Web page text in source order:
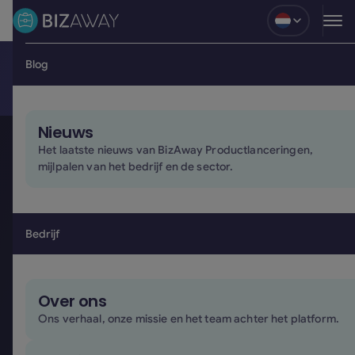
Klanten
Blog
Nieuws
Het laatste nieuws van BizAway Productlanceringen,
mijlpalen van het bedrijf en de sector.
Bedrijf
Over ons
Ons verhaal, onze missie en het team achter het platform.